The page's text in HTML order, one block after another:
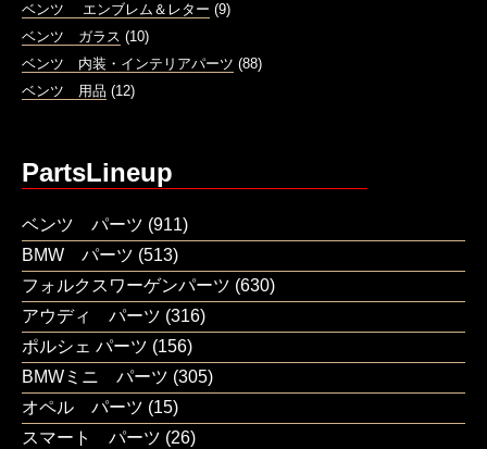
ベンツ エンブレム＆レター (9)
ベンツ ガラス (10)
ベンツ 内装・インテリアパーツ (88)
ベンツ 用品 (12)
PartsLineup
ベンツ パーツ (911)
BMW パーツ (513)
フォルクスワーゲンパーツ (630)
アウディ パーツ (316)
ポルシェ パーツ (156)
BMWミニ パーツ (305)
オペル パーツ (15)
スマート パーツ (26)